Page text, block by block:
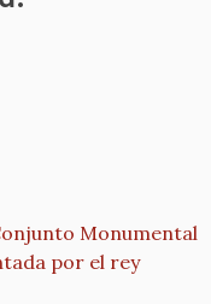
Monumental
por el rey